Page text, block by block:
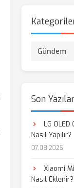
Gündem
Son
LG
Nasıl Yapılır?
07.08.2026
Xiaomi
Nasıl Eklenir?